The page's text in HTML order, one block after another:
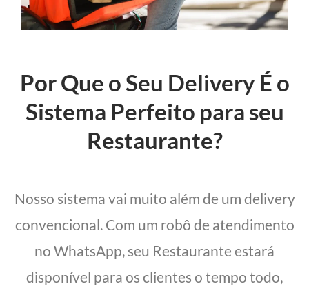
Por Que o Seu Delivery É o
Sistema Perfeito para seu
Restaurante?
Nosso sistema vai muito além de um delivery
convencional. Com um robô de atendimento
no WhatsApp, seu Restaurante estará
disponível para os clientes o tempo todo,